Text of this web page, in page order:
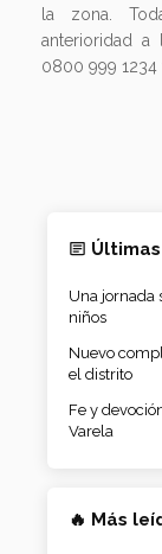
la zona.
anterioridad a
0800 999 1234
Una jornada
niños
Nuevo
el distrito
Fe y
Varela
🔥 Más